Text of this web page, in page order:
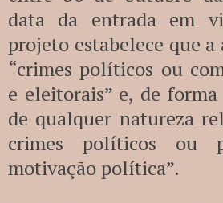
data da entrada em
projeto estabelece que
“crimes políticos ou
e eleitorais” e, de forma
de qualquer natureza
crimes políticos ou
motivação política”.